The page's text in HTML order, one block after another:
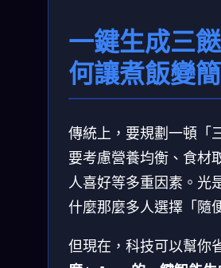
一鍵生成三
何讓煮飯變
傳統上，要規劃一頓「
要考慮營養均衡、食材
人喜好等多重因素。光
什麼那麼多人選擇「隨
但現在，科技可以幫你